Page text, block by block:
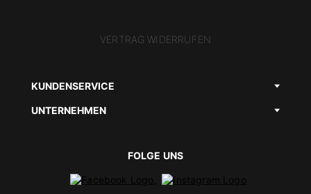
VERTRAG WIDERRUFEN
KUNDENSERVICE
UNTERNEHMEN
FOLGE UNS